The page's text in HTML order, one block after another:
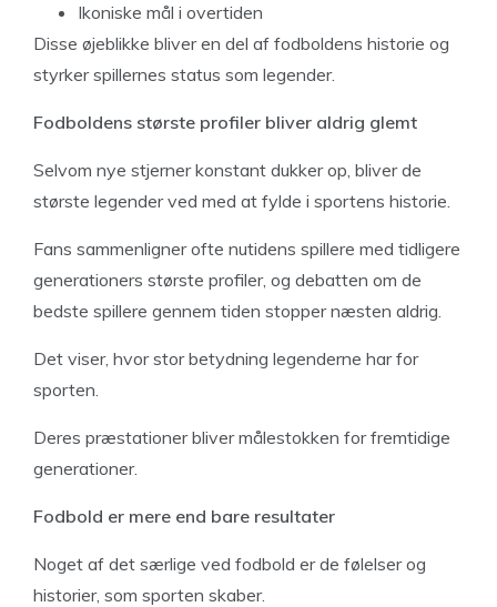
Ikoniske mål i overtiden
Disse øjeblikke bliver en del af fodboldens historie og
styrker spillernes status som legender.
Fodboldens største profiler bliver aldrig glemt
Selvom nye stjerner konstant dukker op, bliver de
største legender ved med at fylde i sportens historie.
Fans sammenligner ofte nutidens spillere med tidligere
generationers største profiler, og debatten om de
bedste spillere gennem tiden stopper næsten aldrig.
Det viser, hvor stor betydning legenderne har for
sporten.
Deres præstationer bliver målestokken for fremtidige
generationer.
Fodbold er mere end bare resultater
Noget af det særlige ved fodbold er de følelser og
historier, som sporten skaber.